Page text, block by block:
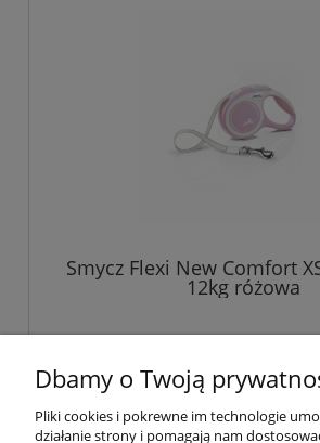
Smycz Flexi New Comfort
12kg różowa
Dbamy o Twoją
Pliki cookies i pokrewne im technologie
działanie strony i pomagają nam